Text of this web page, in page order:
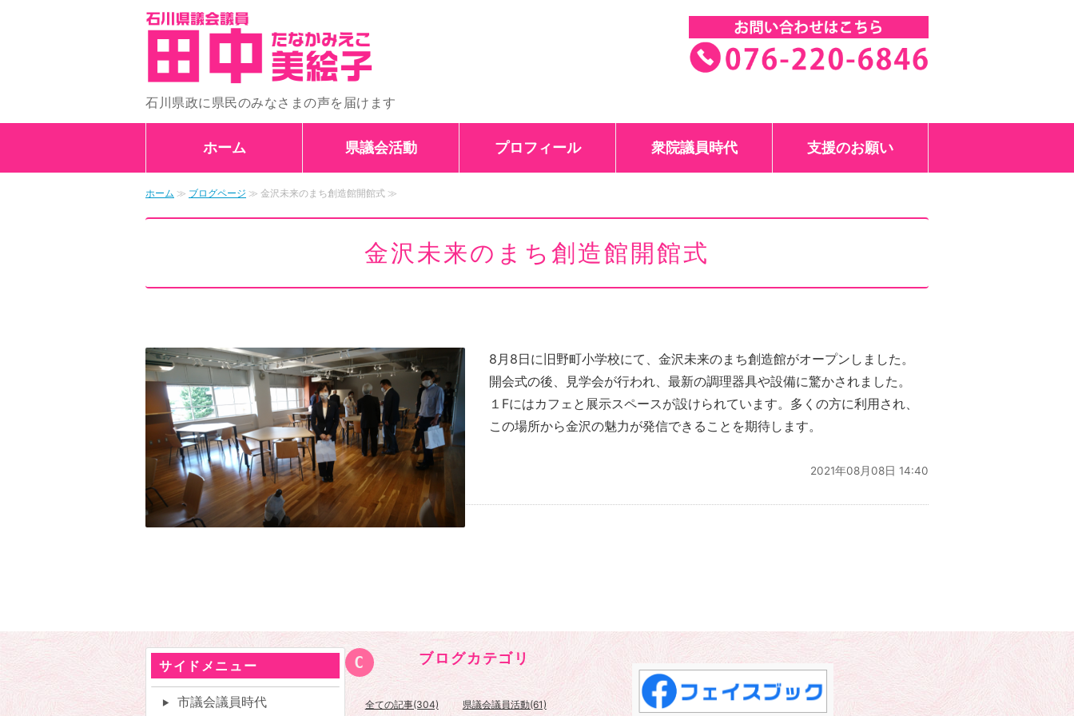
石川県議会議員 田中美絵子
石川県政に県民のみなさまの声を届けます
ホーム 県議会活動 プロフィール 衆院議員時代 支援のお願い
ホーム ≫ ブログページ ≫ 金沢未来のまち創造館開館式 ≫
金沢未来のまち創造館開館式
8月8日に旧野町小学校にて、金沢未来のまち創造館がオープンしました。
開会式の後、見学会が行われ、最新の調理器具や設備に驚かされました。
１Fにはカフェと展示スペースが設けられています。多くの方に利用され、
この場所から金沢の魅力が発信できることを期待します。
2021年08月08日 14:40
サイドメニュー
市議会議員時代
ブログカテゴリ
全ての記事(304) 県議会議員活動(61)